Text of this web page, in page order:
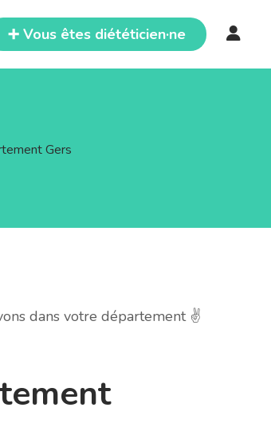
➕ Vous êtes diététicien·ne
Gers
dans votre département ✌️